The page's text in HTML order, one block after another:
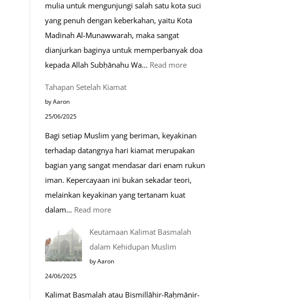
Eropa
mulia untuk mengunjungi salah satu kota suci
yang penuh dengan keberkahan, yaitu Kota
Madinah Al-Munawwarah, maka sangat
dianjurkan baginya untuk memperbanyak doa
kepada Allah Subḥānahu Wa… Read more:
Tahapan Setelah Kiamat
by Aaron
25/06/2025
Bagi setiap Muslim yang beriman, keyakinan
terhadap datangnya hari kiamat merupakan
bagian yang sangat mendasar dari enam rukun
iman. Kepercayaan ini bukan sekadar teori,
melainkan keyakinan yang tertanam kuat
dalam… Read more:
Keutamaan Kalimat Basmalah
dalam Kehidupan Muslim
by Aaron
24/06/2025
Kalimat Basmalah atau Bismillāhir-Raḥmānir-